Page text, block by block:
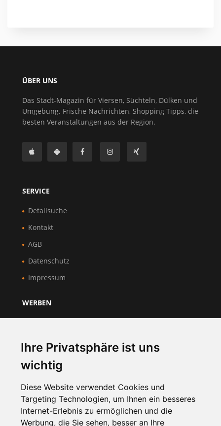
Ihre Privatsphäre ist uns
wichtig
Diese Website verwendet Cookies und
Targeting Technologien, um Ihnen ein besseres
Internet-Erlebnis zu ermöglichen und die
Werbung, die Sie sehen, besser an Ihre
ÜBER UNS
Das Stadt-Magazin für Viersen, Süchteln, Dülken und
Umgebung. Frische Nachrichten, Shopping Tipps, die
besten Veranstaltungen aus der Region.
SERVICE
Detailsuche
Kontakt
AGB
Datenschutz
Impressum
WERBEN
Unternehmen registrieren
NEWSLETTER